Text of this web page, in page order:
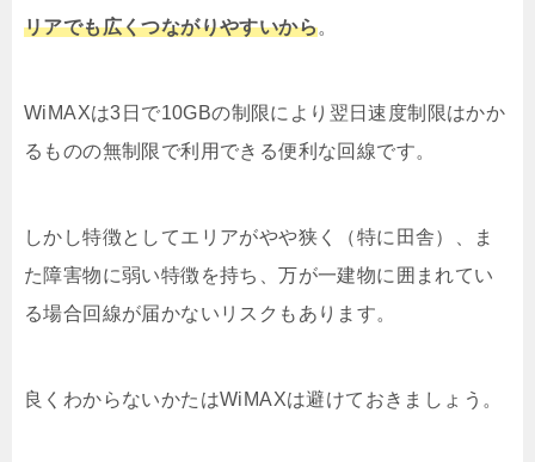
リアでも広くつながりやすいから。
WiMAXは3日で10GBの制限により翌日速度制限はかか
るものの無制限で利用できる便利な回線です。
しかし特徴としてエリアがやや狭く（特に田舎）、ま
た障害物に弱い特徴を持ち、万が一建物に囲まれてい
る場合回線が届かないリスクもあります。
良くわからないかたはWiMAXは避けておきましょう。